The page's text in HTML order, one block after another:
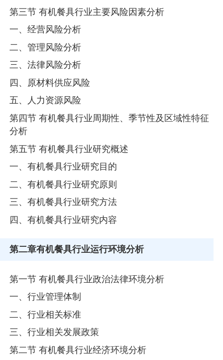
第三节 有机餐具行业主要风险因素分析
一、经营风险分析
二、管理风险分析
三、法律风险分析
四、原材料供应风险
五、人力资源风险
第四节 有机餐具行业周期性、季节性及区域性特征
分析
第五节 有机餐具行业研究概述
一、有机餐具行业研究目的
二、有机餐具行业研究原则
三、有机餐具行业研究方法
四、有机餐具行业研究内容
第二章有机餐具行业运行环境分析
第一节 有机餐具行业政治法律环境分析
一、行业管理体制
二、行业相关标准
三、行业相关发展政策
第二节 有机餐具行业经济环境分析